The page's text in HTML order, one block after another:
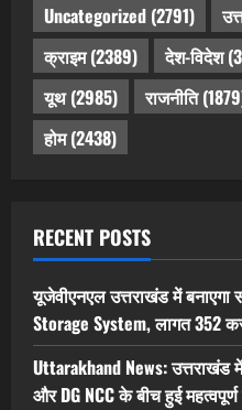
Uncategorized (2791)
क्राइम(2389) देश-विदेश
यूथ(2985) राजनीति
होम(2438)
RECENT POSTS
यूजेवीएनएल उत्तराखंड में
Storage System, लागत 352
Uttarakhand News: उत्तराखंड
और DG NCC के बीच हुई